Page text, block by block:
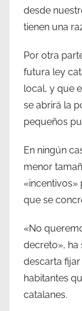
desde
tienen una
Por otra
futura ley
local, y que
se abrirá la
pequeños
En ningún
menor
«incentivos»
que se
«No
decreto», ha
descarta
habitantes
catalanes.